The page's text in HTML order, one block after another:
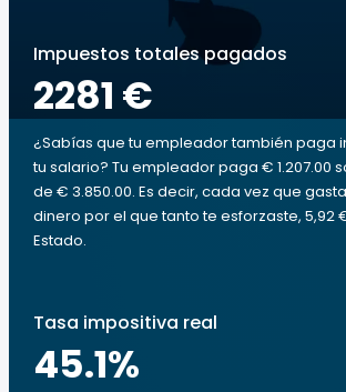
Impuestos totales pagados
2281 €
¿Sabías que tu empleador también paga
tu salario? Tu empleador paga € 1.207.00
de € 3.850.00. Es decir, cada vez que
dinero por el que tanto te esforzaste, 5,92
Estado.
Tasa impositiva real
45.1%